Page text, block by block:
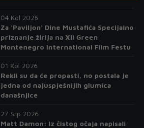
04 Kol 2026
Za 'Paviljon' Dine Mustafića Specijalno
priznanje žirija na XII Green
Montenegro International Film Festu
01 Kol 2026
Rekli su da će propasti, no postala je
jedna od najuspješnijih glumica
današnjice
27 Srp 2026
Matt Damon: Iz čistog očaja napisali